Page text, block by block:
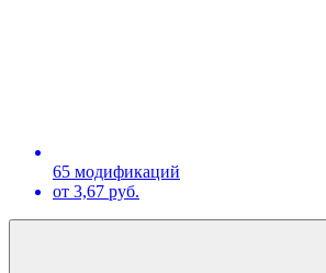
65 модификаций
от 3,67 руб.